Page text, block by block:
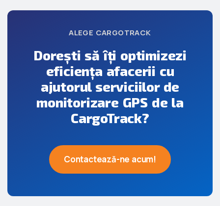
ALEGE CARGOTRACK
Dorești să îți optimizezi
eficiența afacerii cu
ajutorul serviciilor de
monitorizare GPS de la
CargoTrack?
Contactează-ne acum!